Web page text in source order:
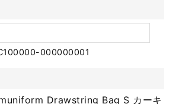
000000001
Drawstring Bag S カーキ